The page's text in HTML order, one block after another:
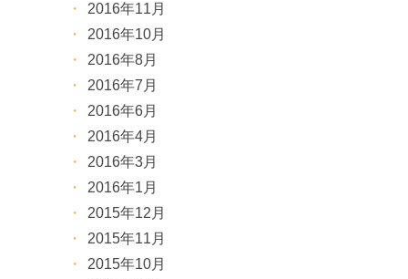
2016年11月
2016年10月
2016年8月
2016年7月
2016年6月
2016年4月
2016年3月
2016年1月
2015年12月
2015年11月
2015年10月